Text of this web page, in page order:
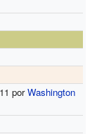
porWashington